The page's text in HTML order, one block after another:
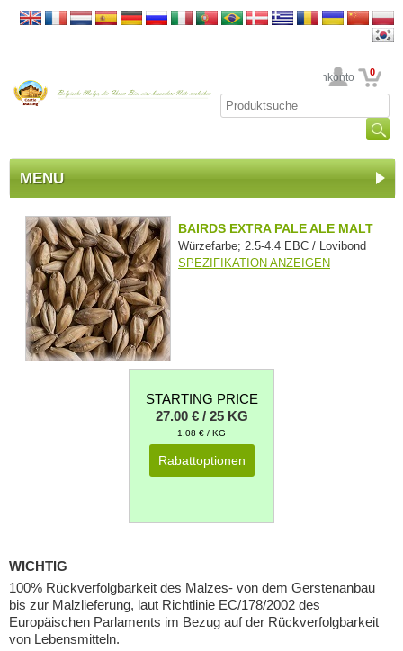
Ihr Kundenkonto 0
MENU
BAIRDS EXTRA PALE ALE MALT
Würzefarbe; 2.5-4.4 EBC / Lovibond
SPEZIFIKATION ANZEIGEN
STARTING PRICE
27.00 € / 25 KG
1.08 € / KG
Rabattoptionen
WICHTIG
100% Rückverfolgbarkeit des Malzes- von dem Gerstenanbau
bis zur Malzlieferung, laut Richtlinie EC/178/2002 des
Europäischen Parlaments im Bezug auf der Rückverfolgbarkeit
von Lebensmitteln.